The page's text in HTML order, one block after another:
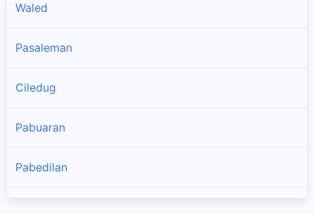
Waled
Pasaleman
Ciledug
Pabuaran
Pabedilan